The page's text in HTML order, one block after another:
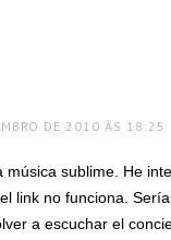
DE 2010 ÀS 18:25
música sublime. He
link no funciona.
a escuchar el